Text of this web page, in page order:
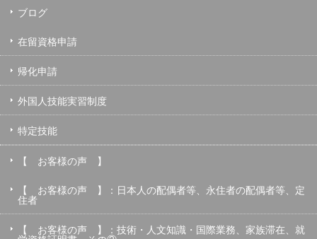
ブログ
在留資格申請
帰化申請
外国人技能実習制度
特定技能
【 お客様の声 】
【 お客様の声 】：日本人の配偶者等、永住者の配偶者等、定
住者
【 お客様の声 】：技術・人文知識・国際業務、家族滞在、就